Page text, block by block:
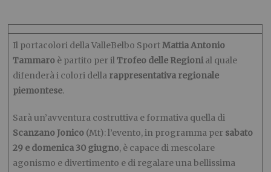
Il portacolori della ValleBelbo SportMattia Antonio
Tammaro è partito per ilTrofeo delle Regionial quale
difenderà i colori della rappresentativa regionale
piemontese.
Sarà un’avventura costruttiva e formativa quella di
Scanzano Jonico (Mt): l’evento, in programma per sabato
29 e domenica 30 giugno, è capace di mescolare
agonismo e divertimento e di regalare una bellissima